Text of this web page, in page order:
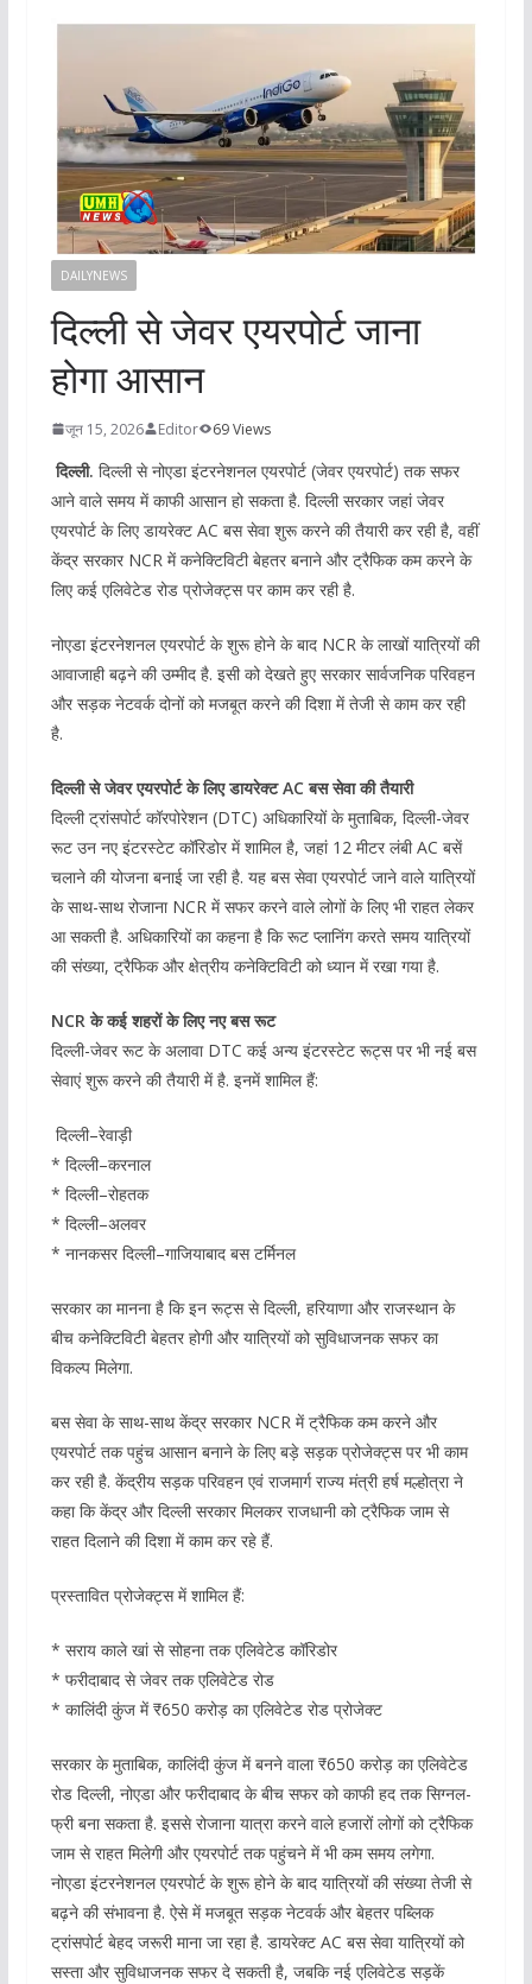
DAILYNEWS
दिल्ली से जेवर एयरपोर्ट जाना
होगा आसान
जून 15, 2026 Editor 69 Views
दिल्ली. दिल्ली से नोएडा इंटरनेशनल एयरपोर्ट (जेवर एयरपोर्ट) तक सफर
आने वाले समय में काफी आसान हो सकता है. दिल्ली सरकार जहां जेवर
एयरपोर्ट के लिए डायरेक्ट AC बस सेवा शुरू करने की तैयारी कर रही है, वहीं
केंद्र सरकार NCR में कनेक्टिविटी बेहतर बनाने और ट्रैफिक कम करने के
लिए कई एलिवेटेड रोड प्रोजेक्ट्स पर काम कर रही है.
नोएडा इंटरनेशनल एयरपोर्ट के शुरू होने के बाद NCR के लाखों यात्रियों की
आवाजाही बढ़ने की उम्मीद है. इसी को देखते हुए सरकार सार्वजनिक परिवहन
और सड़क नेटवर्क दोनों को मजबूत करने की दिशा में तेजी से काम कर रही
है.
दिल्ली से जेवर एयरपोर्ट के लिए डायरेक्ट AC बस सेवा की तैयारी
दिल्ली ट्रांसपोर्ट कॉरपोरेशन (DTC) अधिकारियों के मुताबिक, दिल्ली-जेवर
रूट उन नए इंटरस्टेट कॉरिडोर में शामिल है, जहां 12 मीटर लंबी AC बसें
चलाने की योजना बनाई जा रही है. यह बस सेवा एयरपोर्ट जाने वाले यात्रियों
के साथ-साथ रोजाना NCR में सफर करने वाले लोगों के लिए भी राहत लेकर
आ सकती है. अधिकारियों का कहना है कि रूट प्लानिंग करते समय यात्रियों
की संख्या, ट्रैफिक और क्षेत्रीय कनेक्टिविटी को ध्यान में रखा गया है.
NCR के कई शहरों के लिए नए बस रूट
दिल्ली-जेवर रूट के अलावा DTC कई अन्य इंटरस्टेट रूट्स पर भी नई बस
सेवाएं शुरू करने की तैयारी में है. इनमें शामिल हैं:
दिल्ली–रेवाड़ी
* दिल्ली–करनाल
* दिल्ली–रोहतक
* दिल्ली–अलवर
* नानकसर दिल्ली–गाजियाबाद बस टर्मिनल
सरकार का मानना है कि इन रूट्स से दिल्ली, हरियाणा और राजस्थान के
बीच कनेक्टिविटी बेहतर होगी और यात्रियों को सुविधाजनक सफर का
विकल्प मिलेगा.
बस सेवा के साथ-साथ केंद्र सरकार NCR में ट्रैफिक कम करने और
एयरपोर्ट तक पहुंच आसान बनाने के लिए बड़े सड़क प्रोजेक्ट्स पर भी काम
कर रही है. केंद्रीय सड़क परिवहन एवं राजमार्ग राज्य मंत्री हर्ष मल्होत्रा ने
कहा कि केंद्र और दिल्ली सरकार मिलकर राजधानी को ट्रैफिक जाम से
राहत दिलाने की दिशा में काम कर रहे हैं.
प्रस्तावित प्रोजेक्ट्स में शामिल हैं:
* सराय काले खां से सोहना तक एलिवेटेड कॉरिडोर
* फरीदाबाद से जेवर तक एलिवेटेड रोड
* कालिंदी कुंज में ₹650 करोड़ का एलिवेटेड रोड प्रोजेक्ट
सरकार के मुताबिक, कालिंदी कुंज में बनने वाला ₹650 करोड़ का एलिवेटेड
रोड दिल्ली, नोएडा और फरीदाबाद के बीच सफर को काफी हद तक सिग्नल-
फ्री बना सकता है. इससे रोजाना यात्रा करने वाले हजारों लोगों को ट्रैफिक
जाम से राहत मिलेगी और एयरपोर्ट तक पहुंचने में भी कम समय लगेगा.
नोएडा इंटरनेशनल एयरपोर्ट के शुरू होने के बाद यात्रियों की संख्या तेजी से
बढ़ने की संभावना है. ऐसे में मजबूत सड़क नेटवर्क और बेहतर पब्लिक
ट्रांसपोर्ट बेहद जरूरी माना जा रहा है. डायरेक्ट AC बस सेवा यात्रियों को
सस्ता और सुविधाजनक सफर दे सकती है, जबकि नई एलिवेटेड सड़कें